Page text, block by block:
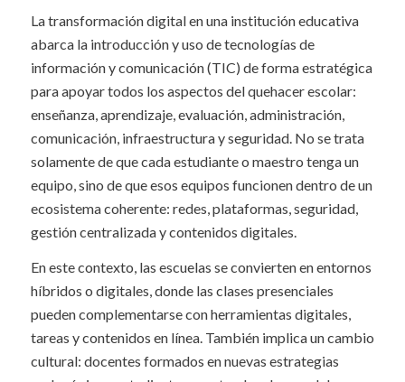
La transformación digital en una institución educativa
abarca la introducción y uso de tecnologías de
información y comunicación (TIC) de forma estratégica
para apoyar todos los aspectos del quehacer escolar:
enseñanza, aprendizaje, evaluación, administración,
comunicación, infraestructura y seguridad. No se trata
solamente de que cada estudiante o maestro tenga un
equipo, sino de que esos equipos funcionen dentro de un
ecosistema coherente: redes, plataformas, seguridad,
gestión centralizada y contenidos digitales.
En este contexto, las escuelas se convierten en entornos
híbridos o digitales, donde las clases presenciales
pueden complementarse con herramientas digitales,
tareas y contenidos en línea. También implica un cambio
cultural: docentes formados en nuevas estrategias